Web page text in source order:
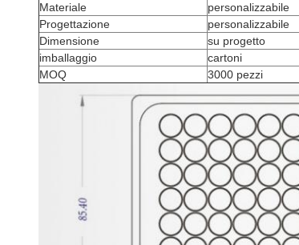
Materiale
personalizzabile
Progettazione
personalizzabile
Dimensione
su progetto
imballaggio
cartoni
MOQ
3000 pezzi